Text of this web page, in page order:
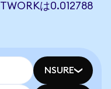
は0.012788
NSURE